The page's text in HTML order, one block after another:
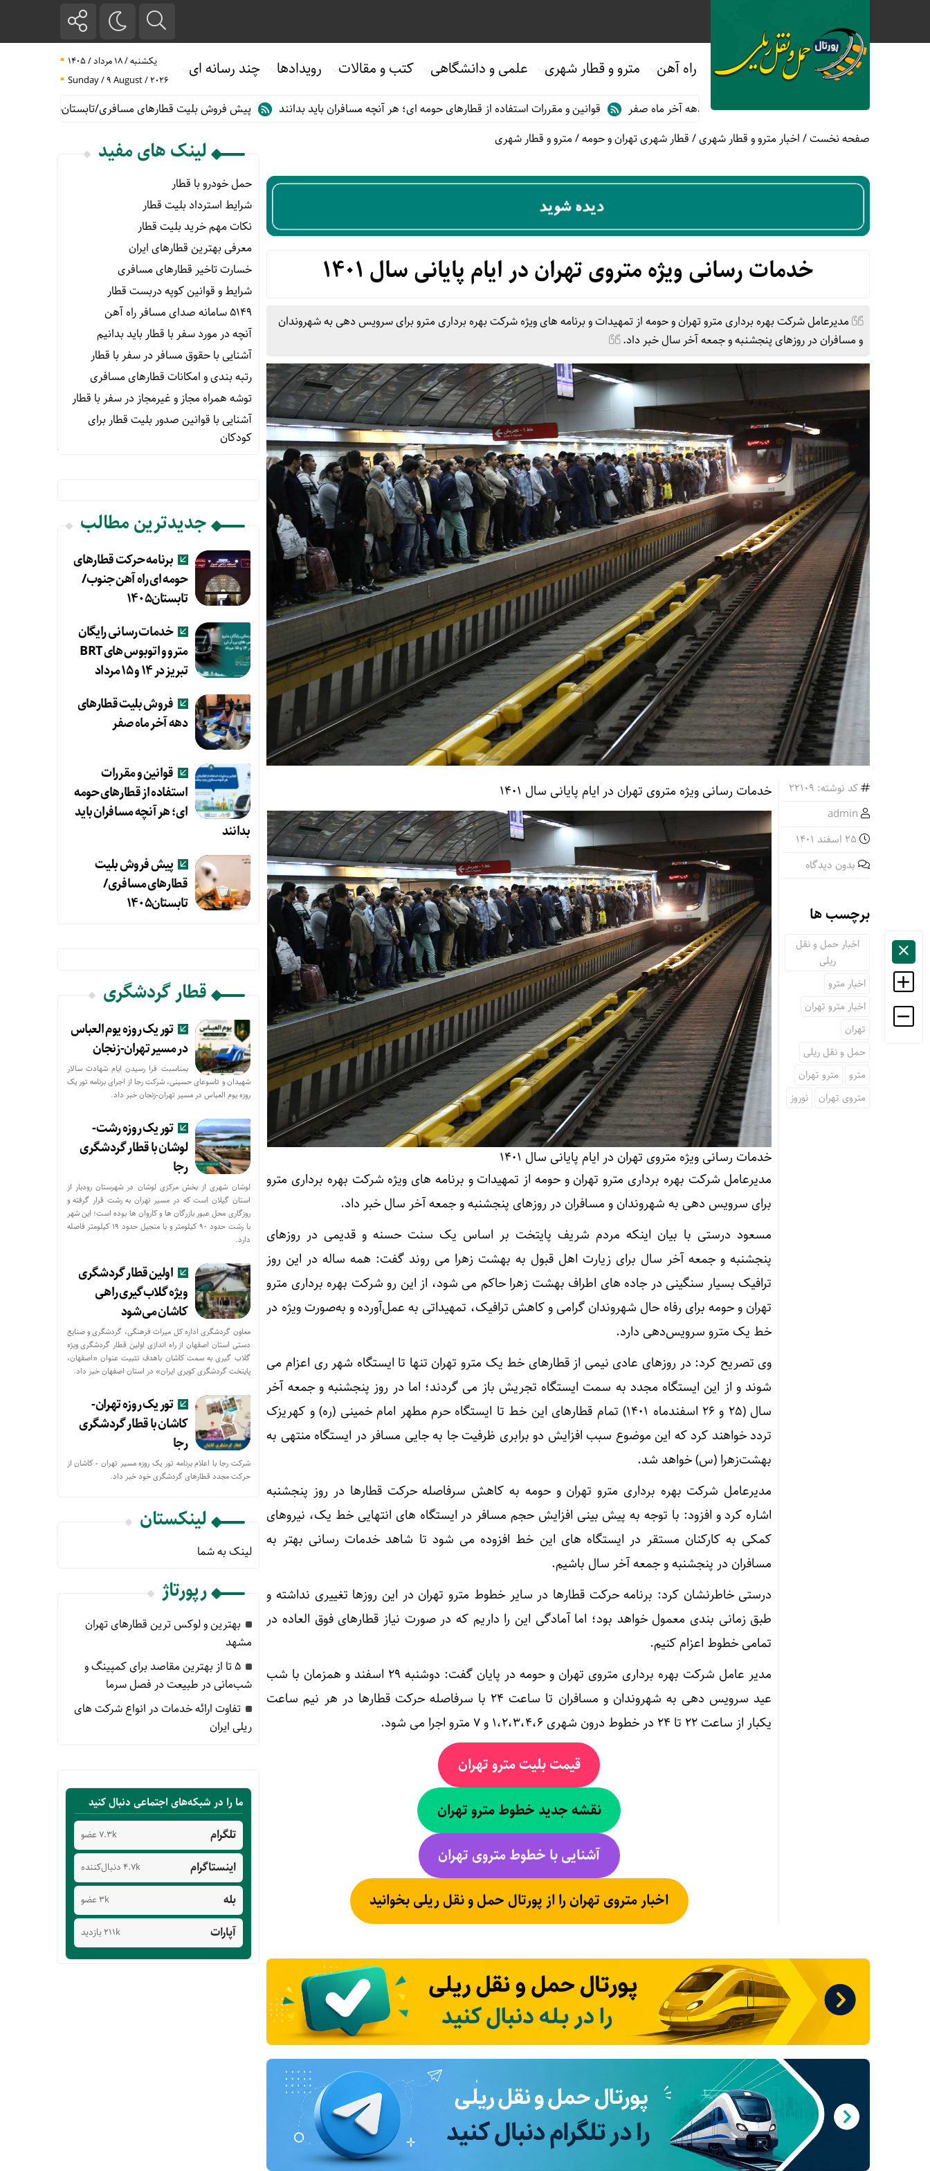
راه آهن مترو و قطار شهری علمی و دانشگاهی کتب و مقالات رویدادها چند رسانه ای
یکشنبه / ۱۸ مرداد / ۱۴۰۵
Sunday / 9 August / 2026
فروش بلیت قطارهای دهه آخر ماه صفر قوانین و مقررات استفاده از قطارهای حومه ای؛ هر آنچه مسافران باید بدانند پیش فروش بلیت قطارهای مسافری/تابستان۱۴۰۵
حمل خودرو با
صفحه نخست/اخبار مترو و قطار شهری/قطار شهری تهران و حومه/مترو و قطار شهری
خدمات رسانی ویژه متروی تهران در ایام پایانی سال ۱۴۰۱
مدیرعامل شرکت بهره برداری مترو تهران و حومه از تمهیدات و برنامه های ویژه شرکت بهره برداری مترو برای سرویس دهی به شهروندان
و مسافران در روزهای پنجشنبه و جمعه آخر سال خبر داد.
کد نوشته: 22109
admin
بدون دیدگاه
برچسب ها
اخبار حمل و نقل
ریلی
اخبار مترو
اخبار مترو تهران
تهران
حمل و نقل ریلی
مترو
مترو تهران
متروی تهران
نوروز
خدمات رسانی ویژه متروی تهران در ایام پایانی سال ۱۴۰۱
خدمات رسانی ویژه متروی تهران در ایام پایانی سال ۱۴۰۱
مدیرعامل شرکت بهره برداری مترو تهران و حومه از تمهیدات و برنامه های ویژه شرکت بهره برداری مترو
برای سرویس دهی به شهروندان و مسافران در روزهای پنجشنبه و جمعه آخر سال خبر داد.
مسعود درستی با بیان اینکه مردم شریف پایتخت بر اساس یک سنت حسنه و قدیمی در روزهای
پنجشنبه و جمعه آخر سال برای زیارت اهل قبول به بهشت زهرا می روند گفت: همه ساله در این روز
ترافیک بسیار سنگینی در جاده های اطراف بهشت زهرا حاکم می شود، از این رو شرکت بهره برداری مترو
تهران و حومه برای رفاه حال شهروندان گرامی و کاهش ترافیک، تمهیداتی به عمل‌آورده و به‌صورت ویژه در
خط یک مترو سرویس‌دهی دارد.
وی تصریح کرد: در روزهای عادی نیمی از قطارهای خط یک مترو تهران تنها تا ایستگاه شهر ری اعزام می
شوند و از این ایستگاه مجدد به سمت ایستگاه تجریش باز می گردند؛ اما در روز پنجشنبه و جمعه آخر
سال (۲۵ و ۲۶ اسفندماه ۱۴۰۱) تمام قطارهای این خط تا ایستگاه حرم مطهر امام خمینی (ره) و کهریزک
تردد خواهند کرد که این موضوع سبب افزایش دو برابری ظرفیت جا به جایی مسافر در ایستگاه منتهی به
بهشت‌زهرا (س) خواهد شد.
مدیرعامل شرکت بهره برداری مترو تهران و حومه به کاهش سرفاصله حرکت قطارها در روز پنجشنبه
اشاره کرد و افزود: با توجه به پیش بینی افزایش حجم مسافر در ایستگاه های انتهایی خط یک، نیروهای
کمکی به کارکنان مستقر در ایستگاه های این خط افزوده می شود تا شاهد خدمات رسانی بهتر به
مسافران در پنجشنبه و جمعه آخر سال باشیم.
درستی خاطرنشان کرد: برنامه حرکت قطارها در سایر خطوط مترو تهران در این روزها تغییری نداشته و
طبق زمانی بندی معمول خواهد بود؛ اما آمادگی این را داریم که در صورت نیاز قطارهای فوق العاده در
تمامی خطوط اعزام کنیم.
مدیر عامل شرکت بهره برداری مترو‌ی تهران و حومه در پایان گفت: دوشنبه ۲۹ اسفند و همزمان با شب
عید سرویس دهی به شهروندان و مسافران تا ساعت ۲۴ با سرفاصله حرکت قطارها در هر نیم ساعت
یکبار از ساعت ۲۲ تا ۲۴ در خطوط درون شهری ۱،۲،۳،۴،۶ و ۷ مترو اجرا می شود.
قیمت بلیت مترو تهران
نقشه جدید خطوط مترو تهران
آشنایی با خطوط متروی تهران
اخبار متروی تهران را از پورتال حمل و نقل ریلی بخوانید
لینک های مفید
حمل خودرو با قطار
شرایط استرداد بلیت قطار
نکات مهم خرید بلیت قطار
معرفی بهترین قطارهای ایران
خسارت تاخیر قطارهای مسافری
شرایط و قوانین کوپه دربست قطار
۵۱۴۹ سامانه صدای مسافر راه آهن
آنچه در مورد سفر با قطار باید بدانیم
آشنایی با حقوق مسافر در سفر با قطار
رتبه بندی و امکانات قطارهای مسافری
توشه همراه مجاز و غیرمجاز در سفر با قطار
آشنایی با قوانین صدور بلیت قطار برای
کودکان
جدیدترین مطالب
برنامه حرکت قطارهای
حومه ای راه آهن جنوب/
تابستان۱۴۰۵
خدمات رسانی رایگان
مترو و اتوبوس های BRT
تبریز در ۱۴ و ۱۵ مرداد
فروش بلیت قطارهای
دهه آخر ماه صفر
قوانین و مقررات
استفاده از قطارهای حومه
ای؛ هر آنچه مسافران باید
بدانند
پیش فروش بلیت
قطارهای مسافری/
تابستان۱۴۰۵
قطار گردشگری
تور یک روزه یوم العباس
در مسیر تهران-زنجان
بمناسبت فرا رسیدن ایام شهادت سالار
شهیدان و تاسوعای حسینی، شرکت رجا از اجرای برنامه تور یک
روزه یوم العباس در مسیر تهران-زنجان خبر داد.
تور یک روزه رشت-
لوشان با قطار گردشگری
رجا
لوشان شهری از بخش مرکزی لوشان در شهرستان رودبار از
استان گیلان است که در مسیر تهران به رشت قرار گرفته و
روزگاری محل عبور بازرگان ها و کاروان ها بوده است؛ این شهر
با رشت حدود ۹۰ کیلومتر و با منجیل حدود ۱۹ کیلومتر فاصله
دارد.
اولین قطار گردشگری
ویژه گلاب‌گیری راهی
کاشان می‌شود
معاون گردشگری اداره کل میراث فرهنگی، گردشگری و صنایع
دستی استان اصفهان از راه اندازی اولین قطار گردشگری ویژه
گلاب گیری به سمت کاشان باهدف تثبیت عنوان «اصفهان،
پایتخت گردشگری کویری ایران» در استان اصفهان خبر داد.
تور یک روزه تهران-
کاشان با قطار گردشگری
رجا
شرکت رجا با اعلام برنامه تور یک روزه مسیر تهران - کاشان از
حركت مجدد قطارهای گردشگری خود خبر داد.
لینکستان
لینک به شما
رپورتاژ
بهترین و لوکس ترین قطارهای تهران
مشهد
۵ تا از بهترین مقاصد برای کمپینگ و
شب‌مانی در طبیعت در فصل سرما
تفاوت ارائه خدمات در انواع شرکت های
ریلی ایران
ما را در شبکه‌های اجتماعی دنبال کنید
تلگرام 7.3k عضو
اینستاگرام 4.7k دنبال‌کننده
بله 3k عضو
آپارات 211k بازدید